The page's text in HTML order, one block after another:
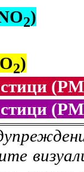
2)
2)
(PM
(PM